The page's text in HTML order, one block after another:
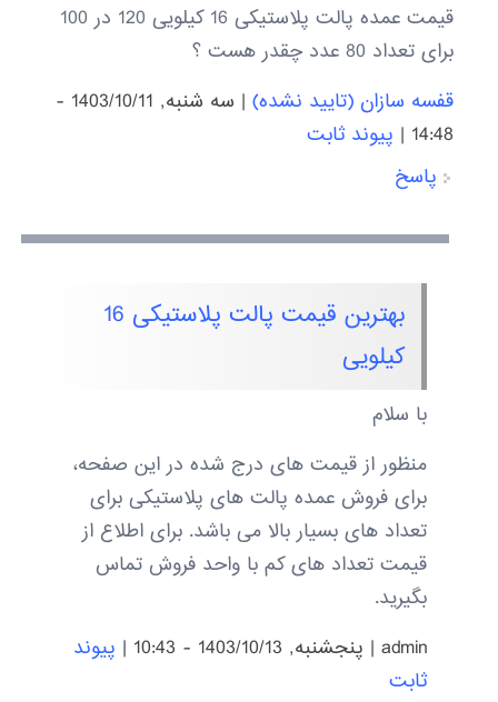
قیمت عمده پالت پلاستیکی 16 کیلویی 120 در 100
برای تعداد 80 عدد چقدر هست ؟
قفسه سازان (تایید نشده)|
سه شنبه, 1403/10/11 -
14:48
| پیوند ثابت
پاسخ
بهترین قیمت پالت پلاستیکی 16
کیلویی
با سلام
منظور از قیمت های درج شده در این صفحه،
برای فروش عمده پالت های پلاستیکی برای
تعداد های بسیار بالا می باشد. برای اطلاع از
قیمت تعداد های کم با واحد فروش تماس
بگیرید.
admin
| پنجشنبه, 1403/10/13 - 10:43 | پیوند
ثابت